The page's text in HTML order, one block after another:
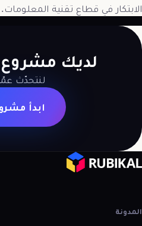
الابتكار في قطاع تقنية المعلومات.
لديك
لنتحدّث
ابدأ
المدونة